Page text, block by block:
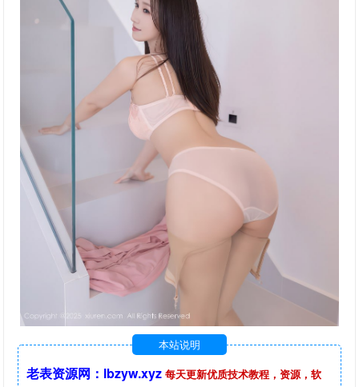
本站说明
老表资源网：lbzyw.xyz 每天更新优质技术教程，资源，软